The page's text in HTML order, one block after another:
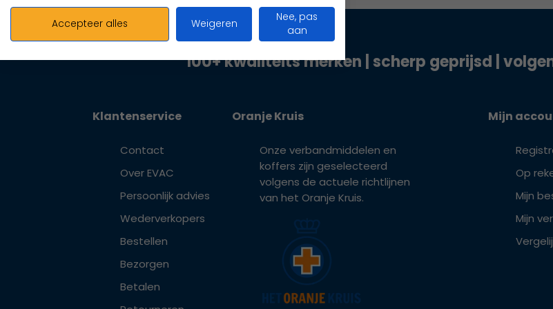
100+ kwaliteits merken | scherp geprijsd |
Klantenservice
Contact
Over EVAC
Persoonlijk advies
Wederverkopers
Bestellen
Bezorgen
Betalen
Oranje Kruis
Onze verbandmiddelen en
koffers zijn geselecteerd
volgens de actuele richtlijnen
van het Oranje Kruis.
Mijn
Op
Mijn
Mijn
Accepteer alles Weigeren
Nee, pas
aan